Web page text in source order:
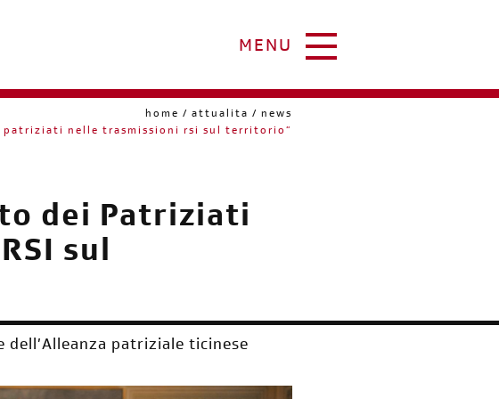
MENU
home attualita
news
patriziati nelle trasmissioni rsi sul territorio”
dei Patriziati
sul
patriziale ticinese